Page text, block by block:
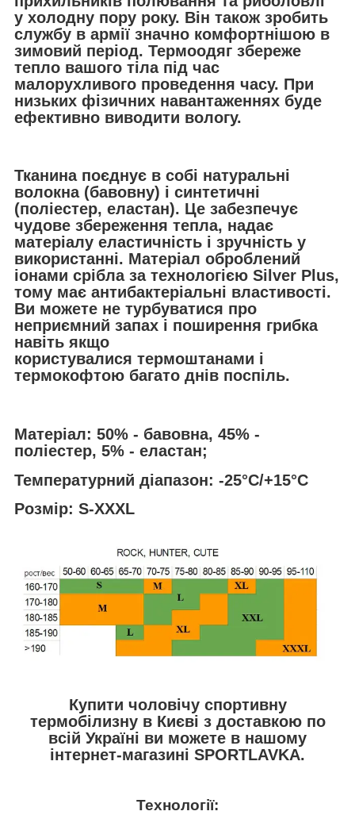
у холодну пору року. Він також зробить
службу в армії значно комфортнішою в
зимовий період. Термоодяг збереже
тепло вашого тіла під час
малорухливого проведення часу. При
низьких фізичних навантаженнях буде
ефективно виводити вологу.
Тканина поєднує в собі натуральні
волокна (бавовну) і синтетичні
(поліестер, еластан). Це забезпечує
чудове збереження тепла, надає
матеріалу еластичність і зручність у
використанні. Матеріал оброблений
іонами срібла за технологією Silver Plus,
тому має антибактеріальні властивості.
Ви можете не турбуватися про
неприємний запах і поширення грибка
навіть якщо
користувалися термоштанами і
термокофтою багато днів поспіль.
Матеріал: 50% - бавовна, 45% -
поліестер, 5% - еластан;
Температурний діапазон: -25°C/+15°C
Розмір: S-XXXL
Купити чоловічу спортивну
термобілизну в Києві з доставкою по
всій Україні ви можете в нашому
інтернет-магазині SPORTLAVKA.
Технології: